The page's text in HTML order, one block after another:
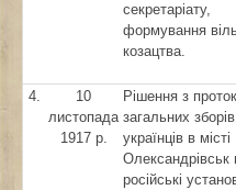
секретаріату,
формування
козацтва.
4.
10
листопада
1917 р.
Рішення з
загальних зборів
українців в місті
Олександрівськ
російські